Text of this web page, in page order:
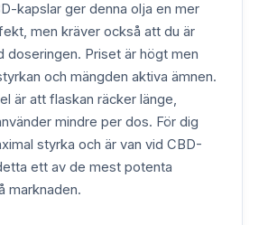
kapslar ger denna olja en mer
men kräver också att du är
doseringen. Priset är högt men
och mängden aktiva ämnen.
är att flaskan räcker länge,
mindre per dos. För dig
styrka och är van vid CBD-
ett av de mest potenta
marknaden.